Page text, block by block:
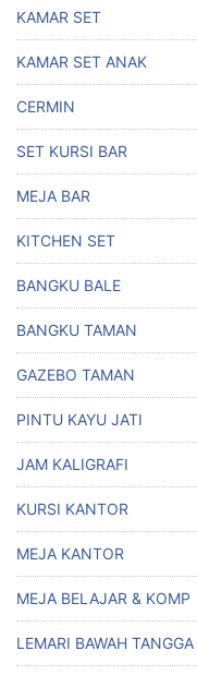
KAMAR SET
KAMAR SET ANAK
CERMIN
SET KURSI BAR
MEJA BAR
KITCHEN SET
BANGKU BALE
BANGKU TAMAN
GAZEBO TAMAN
PINTU KAYU JATI
JAM KALIGRAFI
KURSI KANTOR
MEJA KANTOR
MEJA BELAJAR & KOMP
LEMARI BAWAH TANGGA